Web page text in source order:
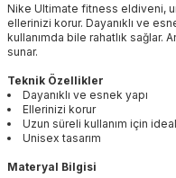
Nike Ultimate fitness eldiveni,
ellerinizi korur. Dayanıklı ve
kullanımda bile rahatlık sağlar.
sunar.
Teknik Özellikler
Dayanıklı ve esnek yapı
Ellerinizi korur
Uzun süreli kullanım için ideal
Unisex tasarım
Materyal Bilgisi